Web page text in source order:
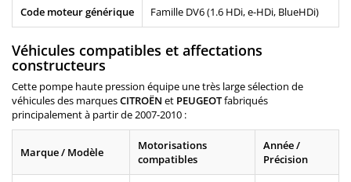
Code moteur générique Famille DV6 (1.6 HDi, e-HDi, BlueHDi)
Véhicules compatibles et affectations
constructeurs
Cette pompe haute pression équipe une très large sélection de
véhicules des marquesCITROËN et PEUGEOTfabriqués
principalement à partir de 2007-2010 :
Marque / Modèle
Motorisations
compatibles
Année /
Précision